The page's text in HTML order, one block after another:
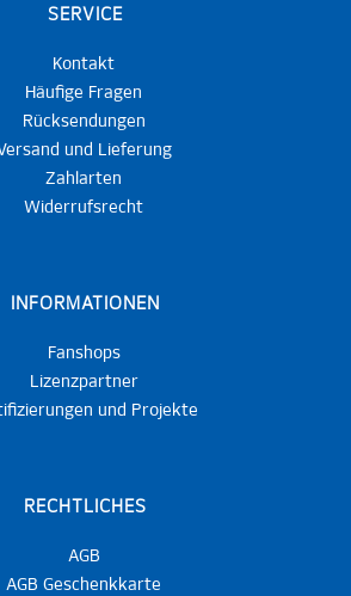
SERVICE
Kontakt
Häufige Fragen
Rücksendungen
und Lieferung
Zahlarten
Widerrufsrecht
INFORMATIONEN
Fanshops
Lizenzpartner
und Projekte
RECHTLICHES
AGB
AGB Geschenkkarte